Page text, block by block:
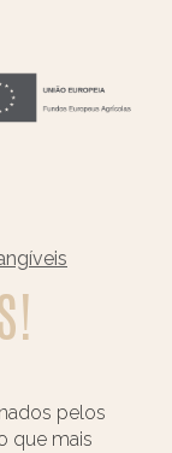
pelos
que mais